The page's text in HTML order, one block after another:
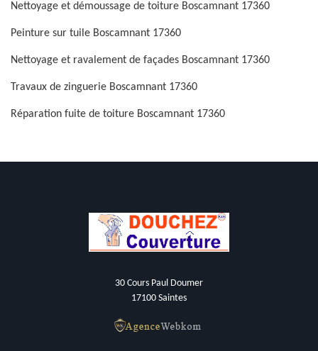
Nettoyage et démoussage de toiture Boscamnant 17360
Peinture sur tuile Boscamnant 17360
Nettoyage et ravalement de façades Boscamnant 17360
Travaux de zinguerie Boscamnant 17360
Réparation fuite de toiture Boscamnant 17360
30 Cours Paul Doumer
17100 Saintes